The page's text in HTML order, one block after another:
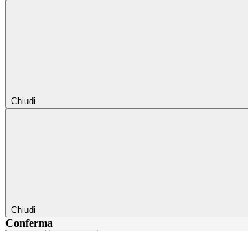
Chiudi
Chiudi
Conferma